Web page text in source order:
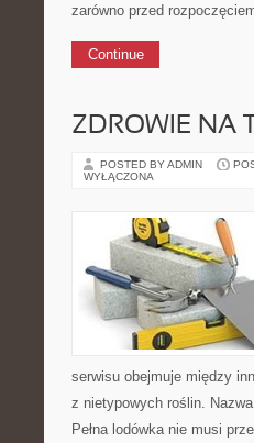
zarówno przed
Continue
ZDROWIE NA
POSTED BY ADMIN
WYŁĄCZONA
serwisu obejmuje między
z nietypowych roślin.
Pełna lodówka nie musi